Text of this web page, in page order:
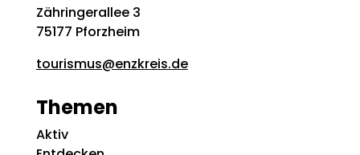
Zähringerallee 3
75177 Pforzheim
tourismus@enzkreis.de
Themen
Aktiv